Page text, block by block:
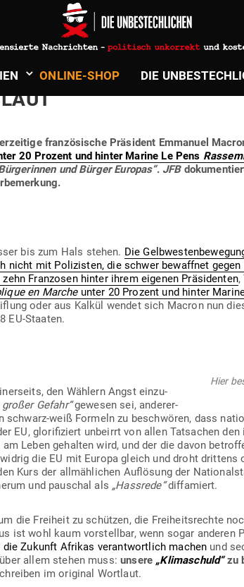
ONLINE-SHOP DIE
& Aktuelles
UND
fran­zö­sische Prä­sident Emmanuel
20 Prozent und hinter Marine Le Pens
und Bürger Europas“. JFB
bis zum Hals stehen. Die
nicht mit Poli­zisten, die schwer bewaffnet
Fran­zosen hinter ihrem eigenen Prä­si­denten,
en Marche unter 20 Prozent und hinter
oder aus Kalkül wendet sich Macron nun
EU-Staaten.
Hier
den Wählern Angst ein­zu­
Gefahr“gewesen sei, ande­rer­
weiß Formeln zu beschwören, dass
EU, glo­ri­fi­ziert unbeirrt von allen Tat­sachen
Leben gehalten wird, und der die davon
die EU mit Europa gleich und droht
Kurs der all­mäh­lichen Auf­lösung der
und pau­schal als „Hassrede“diffamiert.
die Freiheit zu schützen, die Frei­heits­rechte
ist wohl kaum vor­stellbar, wenn sogar anderen
die Zukunft Afrikas ver­ant­wortlich machen und
allem stehen muss:unsere „Kli­ma­schuld“zu
im ori­ginal Wortlaut.